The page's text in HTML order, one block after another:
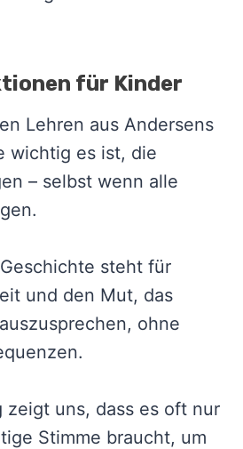
für Kinder
Lehren aus Andersens
wichtig es ist, die
– selbst wenn alle
steht für
und den Mut, das
ohne
zeigt uns, dass es oft nur
Stimme braucht, um